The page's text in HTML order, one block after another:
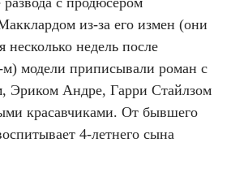
из-за его измен (они
несколько недель после
м) модели приписывали роман с
Эриком Андре, Гарри Стайлзом
красавчиками. От бывшего
4-летнего сына